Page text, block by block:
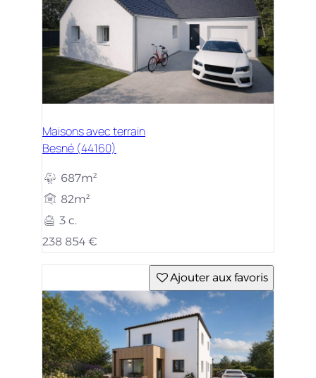
Maisons avec terrain
Besné (44160)
687m²
82m²
3 c.
238 854 €
Ajouter aux favoris